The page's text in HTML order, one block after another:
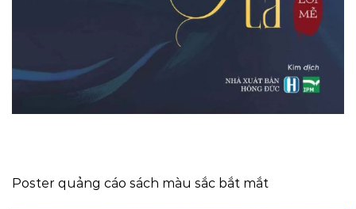
Poster quảng cáo sách màu sắc bắt mắt